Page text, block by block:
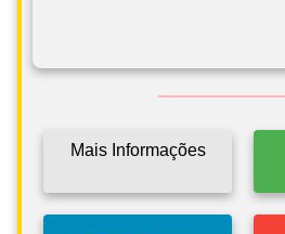
Mais Informações